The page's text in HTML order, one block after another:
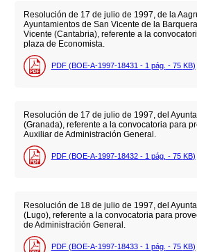
Resolución de 17 de julio de 1997, de la
Ayuntamientos de San Vicente de la
Vicente (Cantabria), referente a la
plaza de Economista.
PDF (BOE-A-1997-18431 - 1 pág. - 75 KB)
Resolución de 17 de julio de 1997, del
(Granada), referente a la convocatoria para
Auxiliar de Administración General.
PDF (BOE-A-1997-18432 - 1 pág. - 75 KB)
Resolución de 18 de julio de 1997, del
(Lugo), referente a la convocatoria para
de Administración General.
PDF (BOE-A-1997-18433 - 1 pág. - 75 KB)